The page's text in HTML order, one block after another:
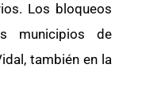
Los bloqueos
municipios de
también en la